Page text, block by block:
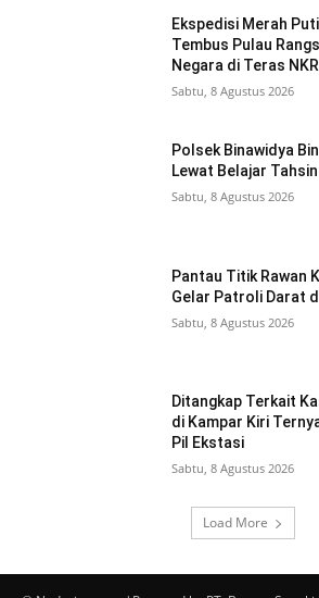
Ekspedisi Merah
Tembus Pulau
Negara di Teras NKRI
Sabtu, 8 Agustus 2026
Polsek Binawidya
Lewat Belajar
Sabtu, 8 Agustus 2026
Pantau Titik Rawan
Gelar Patroli Darat
Sabtu, 8 Agustus 2026
Ditangkap Terkait
di Kampar Kiri
Pil Ekstasi
Sabtu, 8 Agustus 2026
Load More